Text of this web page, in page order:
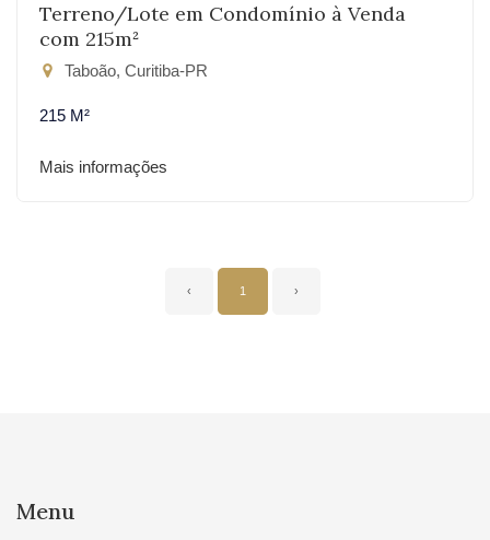
Terreno/Lote em Condomínio à Venda
com 215m²
Taboão, Curitiba-PR
215 M²
Mais informações
‹ 1 ›
Menu